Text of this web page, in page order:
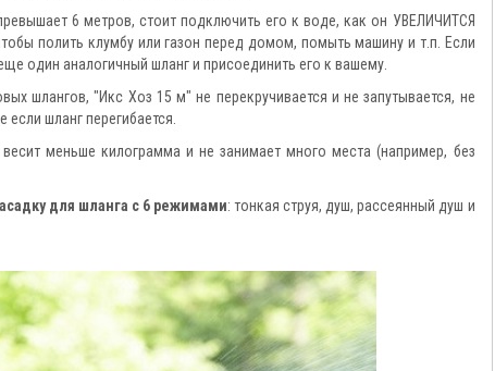
6 метров, стоит подключить его к воде, как он УВЕЛИЧИТСЯ
полить клумбу или газон перед домом, помыть машину и т.п. Если
один аналогичный шланг и присоединить его к вашему.
шлангов, "Икс Хоз 15 м" не перекручивается и не запутывается, не
шланг перегибается.
меньше килограмма и не занимает много места (например, без
для шланга с 6 режимами: тонкая струя, душ, рассеянный душ и